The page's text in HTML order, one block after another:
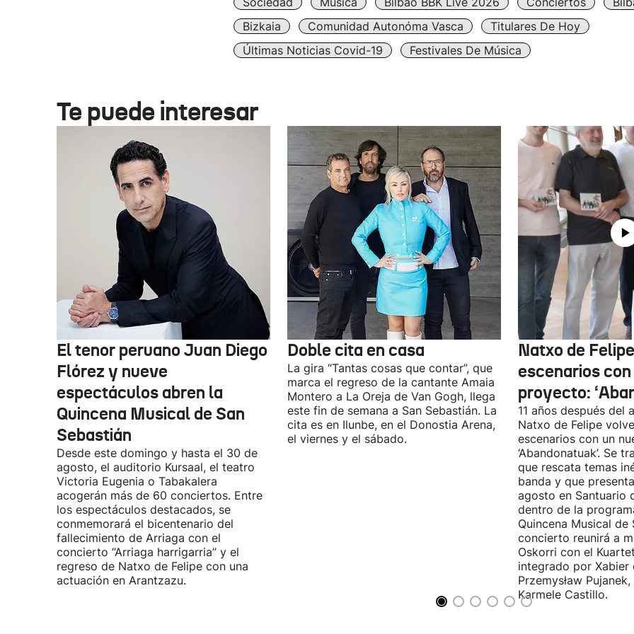
Bizkaia
Comunidad Autonóma Vasca
Titulares De Hoy
Últimas Noticias Covid-19
Festivales De Música
Te puede interesar
El tenor peruano Juan Diego
Flórez y nueve
espectáculos abren la
Quincena Musical de San
Sebastián
Desde este domingo y hasta el 30 de
agosto, el auditorio Kursaal, el teatro
Victoria Eugenia o Tabakalera
acogerán más de 60 conciertos. Entre
los espectáculos destacados, se
conmemorará el bicentenario del
fallecimiento de Arriaga con el
concierto “Arriaga harrigarria” y el
regreso de Natxo de Felipe con una
actuación en Arantzazu.
Doble cita en casa
La gira “Tantas cosas que contar”, que
marca el regreso de la cantante Amaia
Montero a La Oreja de Van Gogh, llega
este fin de semana a San Sebastián. La
cita es en Ilunbe, en el Donostia Arena,
el viernes y el sábado.
Natxo de
escenarios
proyecto:
11 años después del
Natxo de Felipe
escenarios con un
‘Abandonatuak’. Se
que rescata temas
banda y que
agosto en Santuario
dentro de la
Quincena Musical de
concierto reunirá a
Oskorri con el
integrado por Xabier
Przemysław
Karmele Castillo.